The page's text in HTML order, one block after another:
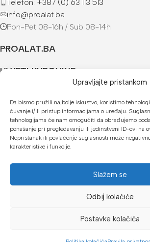
Upravljajte pristankom
Da bismo pružili najbolje iskustvo, koristimo
čuvanje i/ili pristup informacijama o uređaju.
tehnologijama će nam omogućiti da obrađujemo
ponašanje pri pregledavanju ili jedinstveni ID-ovi na
Nepristanak ili povlačenje suglasnosti može
karakteristike i funkcije.
Slažem se
Odbij kolaćiće
Postavke kolačića
Telefon: +387 (0) 63 113 513
info@proalat.ba
Pon-Pet 08-16h / Sub 08-14h
PROALAT.BA
UVJETI KUPOVINE
U našoj web trgovini možete platiti:
Kreditnim karticama jednokratno ili do
Općom uplatnicom, virmanom, internet
Gotovinom prilikom preuzimanja
Mikrofin do 18 rata
Copyright © 2026